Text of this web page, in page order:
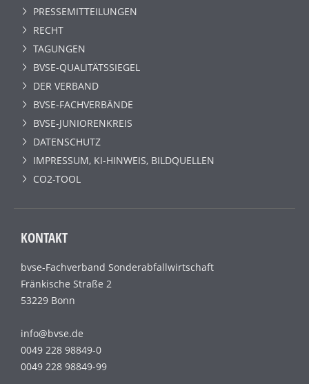
PRESSEMITTEILUNGEN
RECHT
TAGUNGEN
BVSE-QUALITÄTSSIEGEL
DER VERBAND
BVSE-FACHVERBÄNDE
BVSE-JUNIORENKREIS
DATENSCHUTZ
IMPRESSUM, KI-HINWEIS, BILDQUELLEN
CO2-TOOL
KONTAKT
bvse-Fachverband Sonderabfallwirtschaft
Fränkische Straße 2
53229 Bonn
info@bvse.de
0049 228 98849-0
0049 228 98849-99